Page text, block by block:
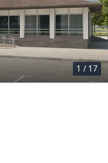
1 / 17